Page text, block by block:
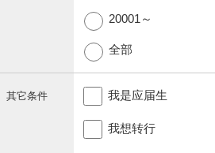
20001～
全部
其它条件 我是应届生
我想转行